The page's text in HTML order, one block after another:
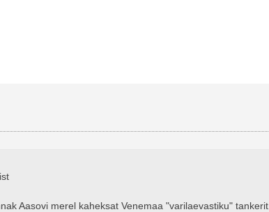
Aasovi merel kaheksat Venemaa "varilaevastiku" tankerit.